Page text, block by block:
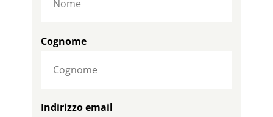
Cognome
Indirizzo email